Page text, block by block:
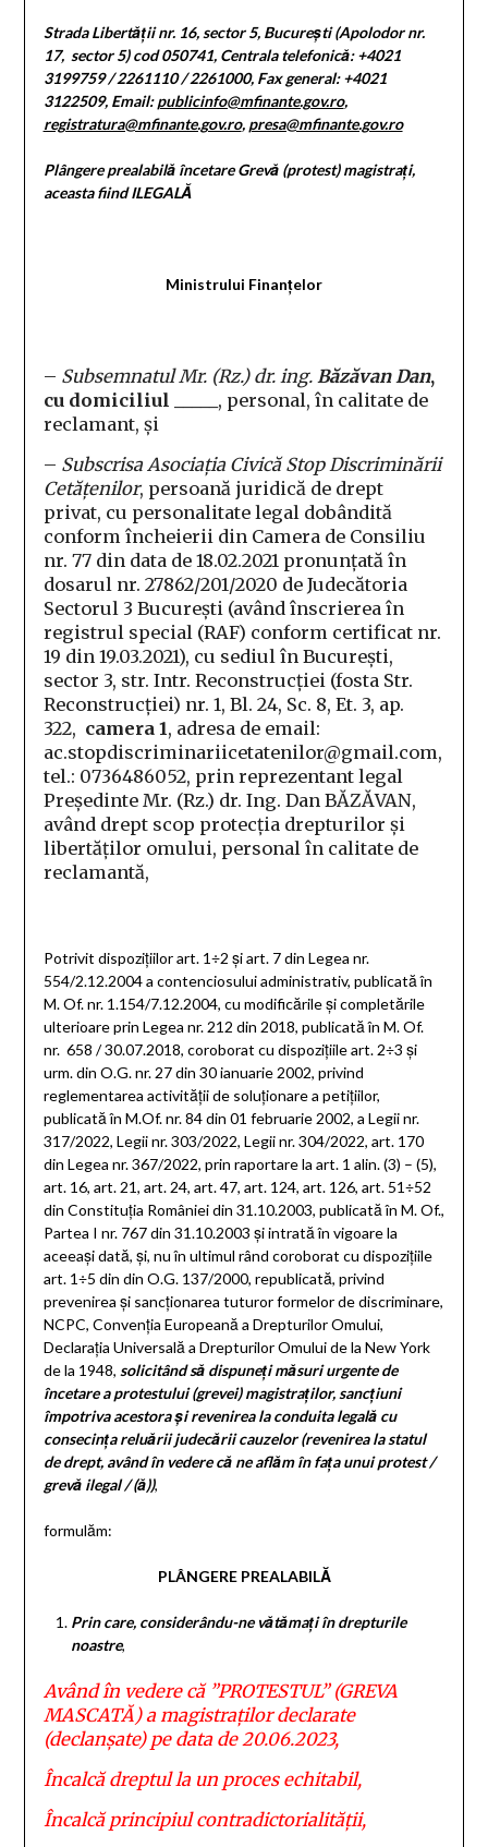
Strada Libertății nr. 16, sector 5, București (Apolodor nr.
17, sector 5) cod 050741, Centrala telefonică: +4021
3199759 / 2261110 / 2261000, Fax general: +4021
3122509, Email:publicinfo@mfinante.gov.ro,
registratura@mfinante.gov.ro, presa@mfinante.gov.ro
Plângere prealabilă încetare Grevă (protest) magistrați,
aceasta fiind ILEGALĂ
Ministrului Finanțelor
– Subsemnatul Mr. (Rz.) dr. ing. Băzăvan Dan,
cu domiciliul _____ , personal, în calitate de
reclamant, și
– Subscrisa Asociația Civică Stop Discriminării
Cetățenilor, persoană juridică de drept
privat, cu personalitate legal dobândită
conform încheierii din Camera de Consiliu
nr. 77 din data de 18.02.2021 pronunțată în
dosarul nr. 27862/201/2020 de Judecătoria
Sectorul 3 București (având înscrierea în
registrul special (RAF) conform certificat nr.
19 din 19.03.2021), cu sediul în București,
sector 3, str. Intr. Reconstrucției (fosta Str.
Reconstrucției) nr. 1, Bl. 24, Sc. 8, Et. 3, ap.
322, camera 1, adresa de email:
ac.stopdiscriminariicetatenilor@gmail.com,
tel.: 0736486052, prin reprezentant legal
Președinte Mr. (Rz.) dr. Ing. Dan BĂZĂVAN,
având drept scop protecția drepturilor și
libertăților omului, personal în calitate de
reclamantă,
Potrivit dispozițiilor art. 1÷2 și art. 7 din Legea nr.
554/2.12.2004 a contenciosului administrativ, publicată în
M. Of. nr. 1.154/7.12.2004, cu modificările și completările
ulterioare prin Legea nr. 212 din 2018, publicată în M. Of.
nr. 658 / 30.07.2018, coroborat cu dispozițiile art. 2÷3 și
urm. din O.G. nr. 27 din 30 ianuarie 2002, privind
reglementarea activității de soluționare a petițiilor,
publicată în M.Of. nr. 84 din 01 februarie 2002, a Legii nr.
317/2022, Legii nr. 303/2022, Legii nr. 304/2022, art. 170
din Legea nr. 367/2022, prin raportare la art. 1 alin. (3) – (5),
art. 16, art. 21, art. 24, art. 47, art. 124, art. 126, art. 51÷52
din Constituția României din 31.10.2003, publicată în M. Of.,
Partea I nr. 767 din 31.10.2003 și intrată în vigoare la
aceeași dată, și, nu în ultimul rând coroborat cu dispozițiile
art. 1÷5 din din O.G. 137/2000, republicată, privind
prevenirea și sancționarea tuturor formelor de discriminare,
NCPC, Convenția Europeană a Drepturilor Omului,
Declarația Universală a Drepturilor Omului de la New York
de la 1948, solicitând să dispuneți măsuri urgente de
încetare a protestului (grevei) magistraților, sancțiuni
împotriva acestora și revenirea la conduita legală cu
consecința reluării judecării cauzelor (revenirea la statul
de drept, având în vedere că ne aflăm în fața unui protest /
grevă ilegal / (ă)),
formulăm:
PLÂNGERE PREALABILĂ
Prin care, considerându-ne vătămați în drepturile
noastre,
Având în vedere că ”PROTESTUL” (GREVA
MASCATĂ) a magistraților declarate
(declanșate) pe data de 20.06.2023,
Încalcă dreptul la un proces echitabil,
Încalcă principiul contradictorialității,